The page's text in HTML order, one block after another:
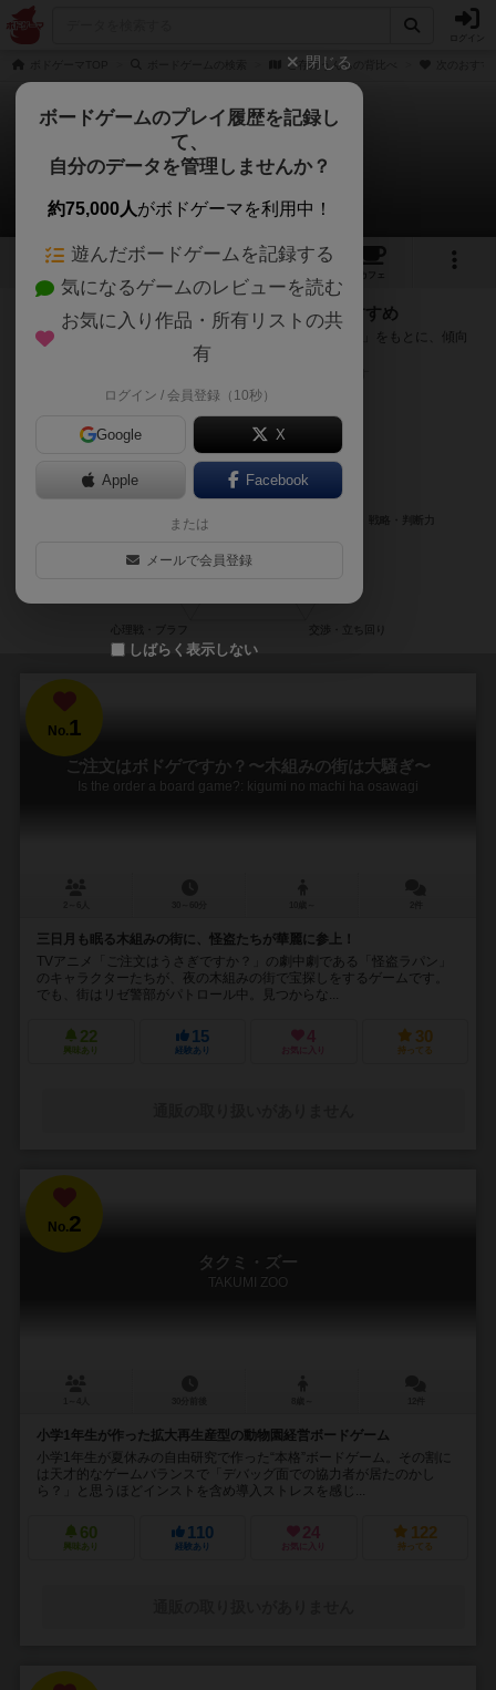
ご存知うんちの背比べ
ご存知うんちの背比べ
次のおすすめボードゲーム
6 3
カフェ
『ご存知うんちの背比べ』が好きな方へのおすすめ
このゲームのトップページで投票された「プレイ感の評価」をもとに、傾向
が近いボードゲームをランキング形式で紹介します。
No.1
ご注文はボドゲですか？〜木組みの街は大騒ぎ〜
Is the order a board game?: kigumi no machi ha osawagi
三日月も眠る木組みの街に、怪盗たちが華麗に参上！
TVアニメ「ご注文はうさぎですか？」の劇中劇である「怪盗ラパン」
のキャラクターたちが、夜の木組みの街で宝探しをするゲームです。
でも、街はリゼ警部がパトロール中。見つからな...
22
興味あり
15
経験あり
4
お気に入り
30
持ってる
No.2
タクミ・ズー
TAKUMI ZOO
小学1年生が作った拡大再生産型の動物園経営ボードゲーム
小学1年生が夏休みの自由研究で作った“本格”ボードゲーム。その割に
は天才的なゲームバランスで「デバッグ面での協力者が居たのかし
ら？」と思うほどインストを含め導入ストレスを感じ...
60
興味あり
110
経験あり
24
お気に入り
122
持ってる
閉じる
ボードゲームのプレイ履歴を記録し
て、
自分のデータを管理しませんか？
約75,000人がボドゲーマを利用中！
遊んだボードゲームを記録する
気になるゲームのレビューを読む
お気に入り作品・所有リストの共
有
ログイン / 会員登録（10秒）
Google X
Apple Facebook
または
メールで会員登録
しばらく表示しない